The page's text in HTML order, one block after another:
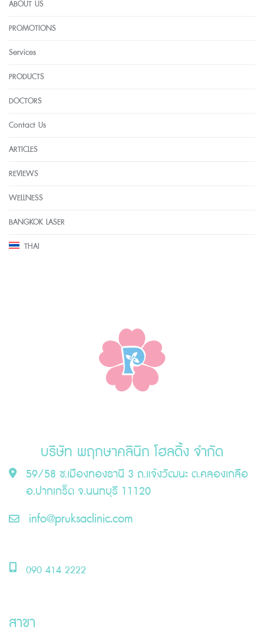
ABOUT US
PROMOTIONS
Services
PRODUCTS
DOCTORS
Contact Us
ARTICLES
REVIEWS
WELLNESS
BANGKOK LASER
THAI
บริษัท พฤกษาคลินิก โฮลดิ้ง จำกัด
59/58 ซ.เมืองทองธานี 3 ถ.แจ้งวัฒนะ ต.คลองเกลือ
อ.ปากเกร็ด จ.นนทบุรี 11120
info@pruksaclinic.com
090 414 2222
สาขา